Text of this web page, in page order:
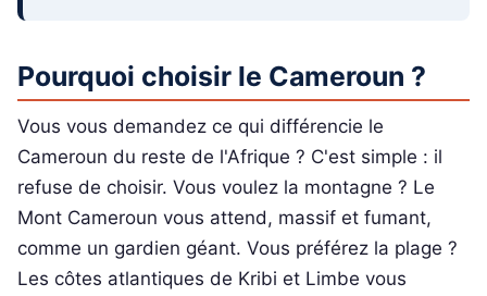
Pourquoi choisir le Cameroun ?
Vous vous demandez ce qui différencie le
Cameroun du reste de l'Afrique ? C'est simple : il
refuse de choisir. Vous voulez la montagne ? Le
Mont Cameroun vous attend, massif et fumant,
comme un gardien géant. Vous préférez la plage ?
Les côtes atlantiques de Kribi et Limbe vous